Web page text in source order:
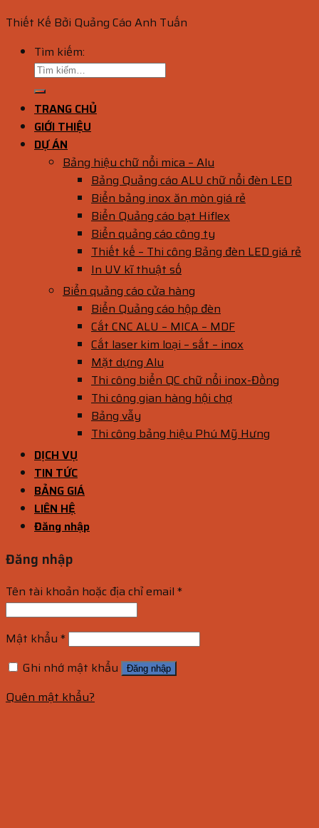
Thiết Kế Bởi Quảng Cáo Anh Tuấn
Tìm kiếm:
TRANG CHỦ
GIỚI THIỆU
DỰ ÁN
Bảng hiệu chữ nổi mica – Alu
Bảng Quảng cáo ALU chữ nổi đèn LED
Biển bảng inox ăn mòn giá rẻ
Biển Quảng cáo bạt Hiflex
Biển quảng cáo công ty
Thiết kế – Thi công Bảng đèn LED giá rẻ
In UV kĩ thuật số
Biển quảng cáo cửa hàng
Biển Quảng cáo hộp đèn
Cắt CNC ALU – MICA – MDF
Cắt laser kim loại – sắt – inox
Mặt dựng Alu
Thi công biển QC chữ nổi inox-Đồng
Thi công gian hàng hội chợ
Bảng vẫy
Thi công bảng hiệu Phú Mỹ Hưng
DỊCH VỤ
TIN TỨC
BẢNG GIÁ
LIÊN HỆ
Đăng nhập
Đăng nhập
Tên tài khoản hoặc địa chỉ email *
Mật khẩu *
Ghi nhớ mật khẩu
Đăng nhập
Quên mật khẩu?